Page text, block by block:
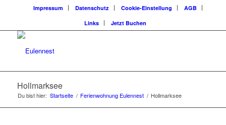
Impressum Datenschutz Cookie-Einstellung
AGB
Links
Jetzt Buchen
Hollmarksee
Du bist hier: Startseite / Ferienwohnung Eulennest / Hollmarksee